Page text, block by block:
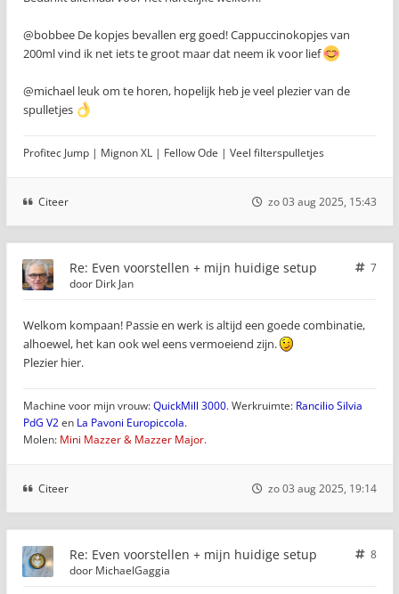
@bobbee De kopjes bevallen erg goed! Cappuccinokopjes van
200ml vind ik net iets te groot maar dat neem ik voor lief
@michael leuk om te horen, hopelijk heb je veel plezier van de
spulletjes
Profitec Jump | Mignon XL | Fellow Ode | Veel filterspulletjes
Citeer zo 03 aug 2025, 15:43
Re: Even voorstellen + mijn huidige setup
7
door Dirk Jan
Welkom kompaan! Passie en werk is altijd een goede combinatie,
alhoewel, het kan ook wel eens vermoeiend zijn.
Plezier hier.
Machine voor mijn vrouw:QuickMill 3000. Werkruimte: Rancilio Silvia
PdG V2en La Pavoni Europiccola.
Molen: Mini Mazzer & Mazzer Major.
Citeer zo 03 aug 2025, 19:14
Re: Even voorstellen + mijn huidige setup
8
door MichaelGaggia